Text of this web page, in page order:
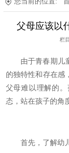
父母应该以
栏
由于青春期儿
的独特性和存在感
父母难以理解的
态，站在孩子的角
首先，了解幼